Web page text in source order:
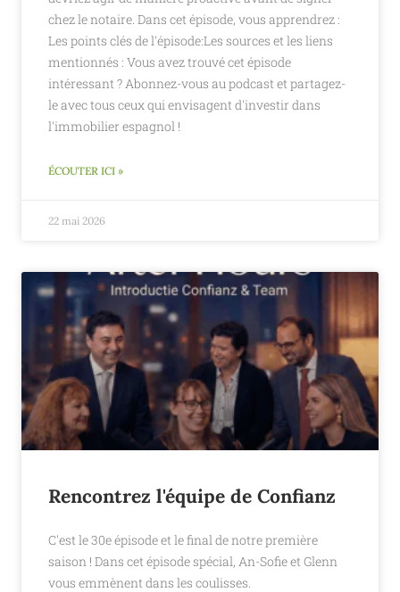
chez le notaire. Dans cet épisode, vous apprendrez :
Les points clés de l'épisode:Les sources et les liens
mentionnés : Vous avez trouvé cet épisode
intéressant ? Abonnez-vous au podcast et partagez-
le avec tous ceux qui envisagent d'investir dans
l'immobilier espagnol !
ÉCOUTER ICI »
22 mai 2026
Rencontrez l'équipe de Confianz
C'est le 30e épisode et le final de notre première
saison ! Dans cet épisode spécial, An-Sofie et Glenn
vous emmènent dans les coulisses.